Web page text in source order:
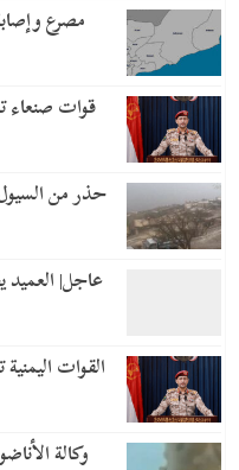
مصرع
قوات
حذر من
عاجل|
القوات
وكالة